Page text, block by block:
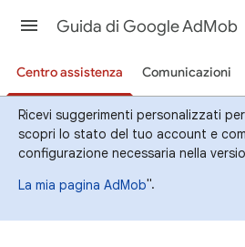
Guida di Google AdMob
Centro assistenza Comunicazioni
Ricevi suggerimenti personalizzati
scopri lo stato del tuo account e
configurazione necessaria nella
La mia pagina AdMob".